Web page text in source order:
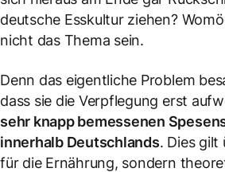
deutsche Esskultur ziehen?
nicht das Thema sein.
Denn das eigentliche Problem
dass sie die Verpflegung erst
sehr knapp bemessenen
innerhalb Deutschlands. Dies gilt
für die Ernährung, sondern